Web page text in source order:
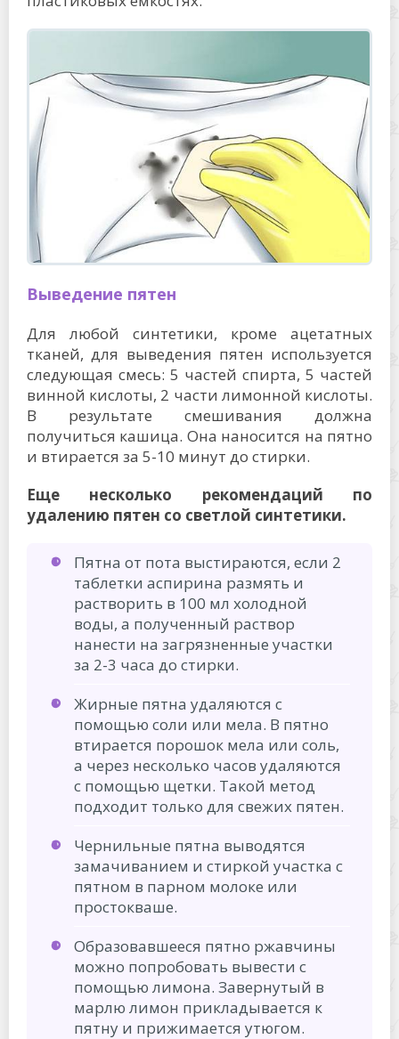
Выведение пятен
Для любой синтетики, кроме ацетатных
тканей, для выведения пятен используется
следующая смесь: 5 частей спирта, 5 частей
винной кислоты, 2 части лимонной кислоты.
В результате смешивания должна
получиться кашица. Она наносится на пятно
и втирается за 5-10 минут до стирки.
Еще несколько рекомендаций по
удалению пятен со светлой синтетики.
Пятна от пота выстираются, если 2
таблетки аспирина размять и
растворить в 100 мл холодной
воды, а полученный раствор
нанести на загрязненные участки
за 2-3 часа до стирки.
Жирные пятна удаляются с
помощью соли или мела. В пятно
втирается порошок мела или соль,
а через несколько часов удаляются
с помощью щетки. Такой метод
подходит только для свежих пятен.
Чернильные пятна выводятся
замачиванием и стиркой участка с
пятном в парном молоке или
простокваше.
Образовавшееся пятно ржавчины
можно попробовать вывести с
помощью лимона. Завернутый в
марлю лимон прикладывается к
пятну и прижимается утюгом.